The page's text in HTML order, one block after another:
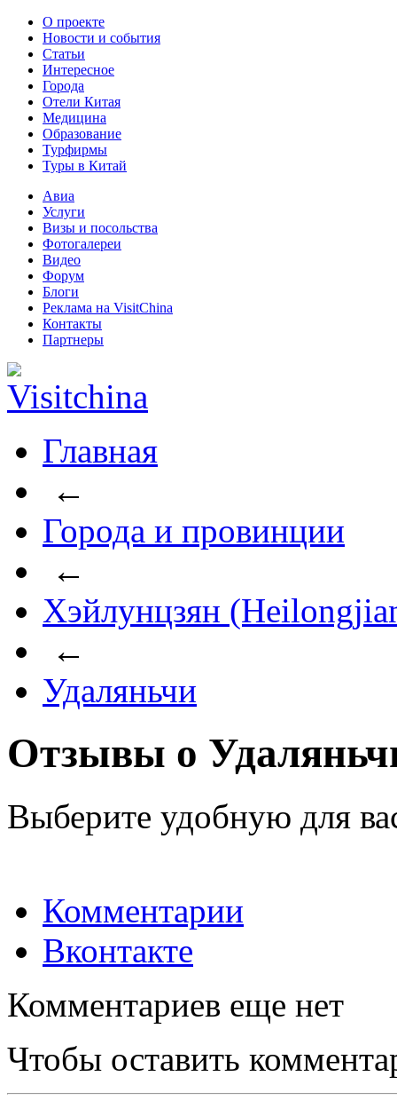
О проекте
Новости и события
Статьи
Интересное
Города
Отели Китая
Медицина
Образование
Турфирмы
Туры в Китай
Авиа
Услуги
Визы и посольства
Фотогалереи
Видео
Форум
Блоги
Реклама на VisitChina
Контакты
Партнеры
Главная
←
Города и провинции
←
Хэйлунцзян
←
Удаляньчи
Отзывы о
Выберите удобную для
Комментарии
Вконтакте
Комментариев еще нет
Чтобы оставить